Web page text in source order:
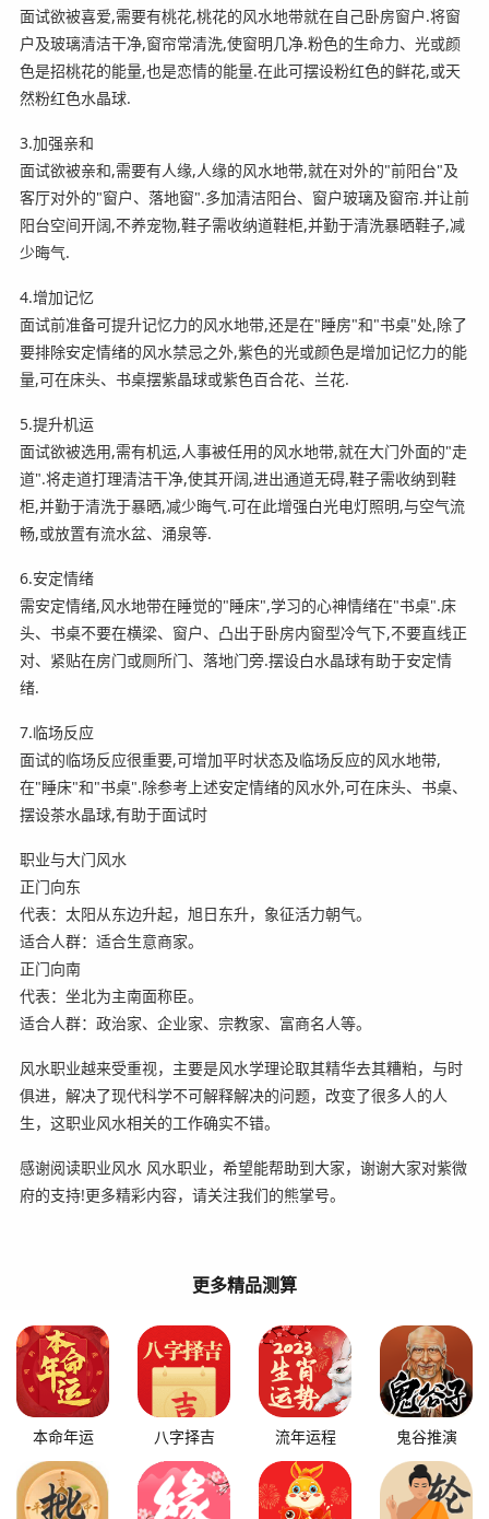
面试欲被喜爱,需要有桃花,桃花的风水地带就在自己卧房窗户.将窗
户及玻璃清洁干净,窗帘常清洗,使窗明几净.粉色的生命力、光或颜
色是招桃花的能量,也是恋情的能量.在此可摆设粉红色的鲜花,或天
然粉红色水晶球.
3.加强亲和
面试欲被亲和,需要有人缘,人缘的风水地带,就在对外的"前阳台"及
客厅对外的"窗户、落地窗".多加清洁阳台、窗户玻璃及窗帘.并让前
阳台空间开阔,不养宠物,鞋子需收纳道鞋柜,并勤于清洗暴晒鞋子,减
少晦气.
4.增加记忆
面试前准备可提升记忆力的风水地带,还是在"睡房"和"书桌"处,除了
要排除安定情绪的风水禁忌之外,紫色的光或颜色是增加记忆力的能
量,可在床头、书桌摆紫晶球或紫色百合花、兰花.
5.提升机运
面试欲被选用,需有机运,人事被任用的风水地带,就在大门外面的"走
道".将走道打理清洁干净,使其开阔,进出通道无碍,鞋子需收纳到鞋
柜,并勤于清洗于暴晒,减少晦气.可在此增强白光电灯照明,与空气流
畅,或放置有流水盆、涌泉等.
6.安定情绪
需安定情绪,风水地带在睡觉的"睡床",学习的心神情绪在"书桌".床
头、书桌不要在横梁、窗户、凸出于卧房内窗型冷气下,不要直线正
对、紧贴在房门或厕所门、落地门旁.摆设白水晶球有助于安定情
绪.
7.临场反应
面试的临场反应很重要,可增加平时状态及临场反应的风水地带,
在"睡床"和"书桌".除参考上述安定情绪的风水外,可在床头、书桌、
摆设茶水晶球,有助于面试时
职业与大门风水
正门向东
代表：太阳从东边升起，旭日东升，象征活力朝气。
适合人群：适合生意商家。
正门向南
代表：坐北为主南面称臣。
适合人群：政治家、企业家、宗教家、富商名人等。
风水职业越来受重视，主要是风水学理论取其精华去其糟粕，与时
俱进，解决了现代科学不可解释解决的问题，改变了很多人的人
生，这职业风水相关的工作确实不错。
感谢阅读职业风水 风水职业，希望能帮助到大家，谢谢大家对紫微
府的支持!更多精彩内容，请关注我们的熊掌号。
更多精品测算
本命年运 八字择吉 流年运程 鬼谷推演